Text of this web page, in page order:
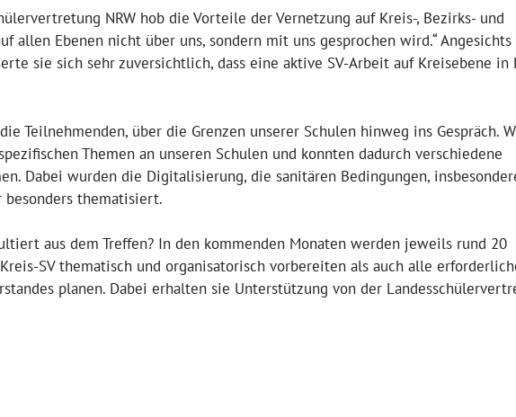
NRW hob die Vorteile der Vernetzung auf Kreis-, Bezirks- und
allen Ebenen nicht über uns, sondern mit uns gesprochen wird.“
sie sich sehr zuversichtlich, dass eine aktive SV-Arbeit auf Kreisebene in
Teilnehmenden, über die Grenzen unserer Schulen hinweg ins Gespräch.
Themen an unseren Schulen und konnten dadurch verschiedene
Dabei wurden die Digitalisierung, die sanitären Bedingungen,
besonders thematisiert.
aus dem Treffen? In den kommenden Monaten werden jeweils rund 20
SV thematisch und organisatorisch vorbereiten als auch alle
planen. Dabei erhalten sie Unterstützung von der